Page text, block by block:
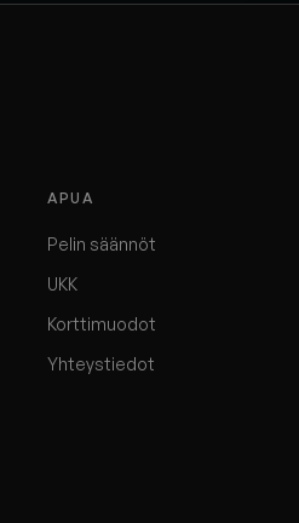
APUA
Pelin säännöt
UKK
Korttimuodot
Yhteystiedot